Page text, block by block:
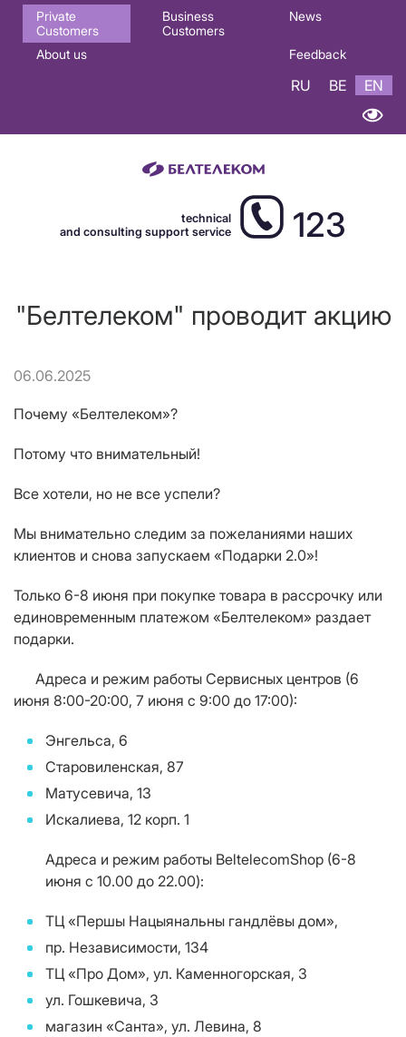
Основная
навигация
Private
Customers
Business
Customers
News
About us Feedback
RU BE EN
technical
and consulting support service
123
"Белтелеком" проводит акцию
06.06.2025
Почему «Белтелеком»?
Потому что внимательный!
Все хотели, но не все успели?
Мы внимательно следим за пожеланиями наших
клиентов и снова запускаем «Подарки 2.0»!
Только 6-8 июня при покупке товара в рассрочку или
единовременным платежом «Белтелеком» раздает
подарки.
Адреса и режим работы Сервисных центров (6
июня 8:00-20:00, 7 июня с 9:00 до 17:00):
Энгельса, 6
Старовиленская, 87
Матусевича, 13
Искалиева, 12 корп. 1
Адреса и режим работы BeltelecomShop (6-8
июня с 10.00 до 22.00):
ТЦ «Першы Нацыянальны гандлёвы дом»,
пр. Независимости, 134
ТЦ «Про Дом», ул. Каменногорская, 3
ул. Гошкевича, 3
магазин «Санта», ул. Левина, 8